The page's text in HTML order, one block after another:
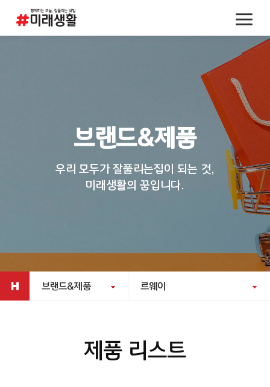
브랜드&제품
우리 모두가 잘풀리는집이 되는 것,
미래생활의 꿈입니다.
브랜드&제품 르웨이
제품 리스트